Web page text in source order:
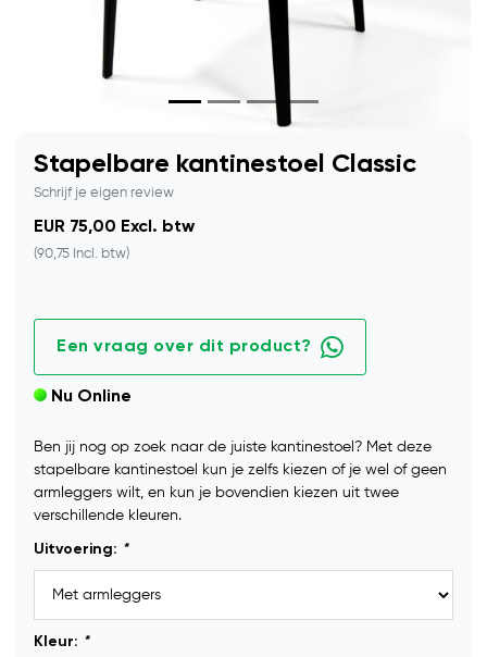
Stapelbare kantinestoel Classic
Schrijf je eigen review
EUR 75,00 Excl. btw
(90,75 Incl. btw)
Een vraag over dit product?
Nu Online
Ben jij nog op zoek naar de juiste kantinestoel? Met deze
stapelbare kantinestoel kun je zelfs kiezen of je wel of geen
armleggers wilt, en kun je bovendien kiezen uit twee
verschillende kleuren.
Uitvoering: *
Kleur: *